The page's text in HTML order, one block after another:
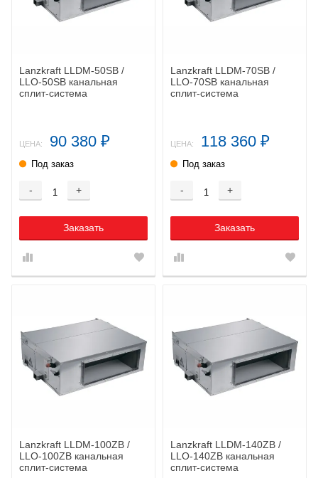
Lanzkraft LLDM-50SB /
LLO-50SB канальная
сплит-система
ЦЕНА: 90 380 ₽
Под заказ
- +
Заказать
Lanzkraft LLDM-70SB /
LLO-70SB канальная
сплит-система
ЦЕНА: 118 360 ₽
Под заказ
- +
Заказать
Lanzkraft LLDM-100ZB /
LLO-100ZB канальная
сплит-система
Lanzkraft LLDM-140ZB /
LLO-140ZB канальная
сплит-система